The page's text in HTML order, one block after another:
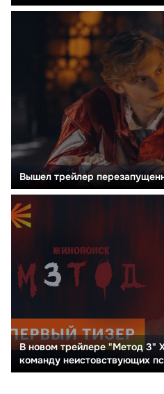
Вышел трейлер
В новом трейлере "Метод 3"
команду неистовствующих